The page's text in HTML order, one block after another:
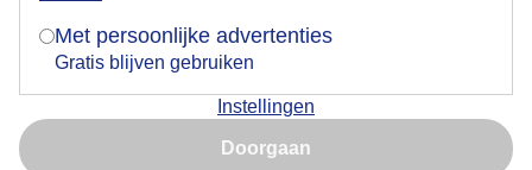
Met persoonlijke advertenties
Gratis blijven gebruiken
Instellingen
Doorgaan
Door: Dilia van Zon Gemaakt: 19-05-2026, 48x bekeken
Nu niet, misschien later